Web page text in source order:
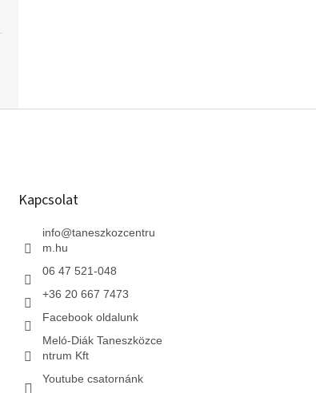
Kapcsolat
info@taneszkozcentru
m.hu
06 47 521-048
+36 20 667 7473
Facebook oldalunk
Meló-Diák Taneszközce
ntrum Kft
Youtube csatornánk